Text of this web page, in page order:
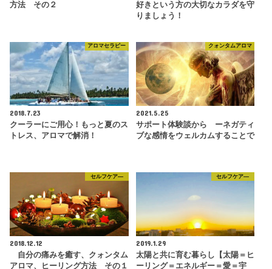
方法 その２
好きという方の大切なカラダを守
りましょう！
アロマセラピー
2018.7.23
クーラーにご用心！もっと夏のス
トレス、アロマで解消！
クォンタムアロマ
2021.5.25
サポート体験談から ーネガティ
ブな感情をウェルカムすることで
セルフケア―
2018.12.12
自分の痛みを癒す、クォンタム
アロマ、ヒーリング方法 その１
セルフケア―
2019.1.29
太陽と共に育む暮らし【太陽＝ヒ
ーリング＝エネルギー＝愛＝宇